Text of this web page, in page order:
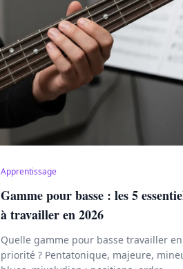
Apprentissage
Gamme pour basse : les 5
à travailler en 2026
Quelle gamme pour basse travailler en
priorité ? Pentatonique, majeure,